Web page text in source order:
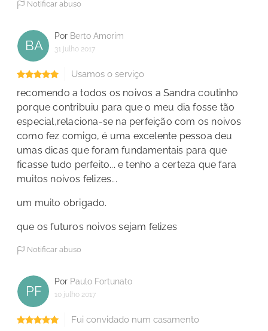
Notificar abuso
BA
Por Berto Amorim
31 julho 2017
Usamos o serviço
recomendo a todos os noivos a Sandra coutinho
porque contribuiu para que o meu dia fosse tão
especial,relaciona-se na perfeição com os noivos
como fez comigo, é uma excelente pessoa deu
umas dicas que foram fundamentais para que
ficasse tudo perfeito... e tenho a certeza que fara
muitos noivos felizes...
um muito obrigado.
que os futuros noivos sejam felizes
Notificar abuso
PF
Por Paulo Fortunato
10 julho 2017
Fui convidado num casamento